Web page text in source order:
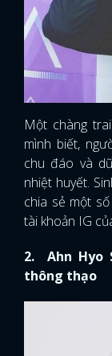
Một chàng
mình biết,
chu đáo và
nhiệt huyết.
chia sẻ một
tài khoản IG
2. Ahn Hyo
thông thạo